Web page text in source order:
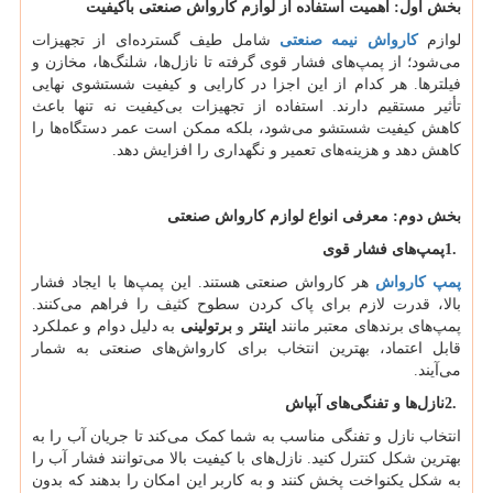
بخش اول: اهمیت استفاده از لوازم کارواش صنعتی باکیفیت
لوازمکارواش نیمه صنعتی
شامل طیف گسترده‌ای از تجهیزات
می‌شود؛ از پمپ‌های فشار قوی گرفته تا نازل‌ها، شلنگ‌ها، مخازن و
فیلترها. هر کدام از این اجزا در کارایی و کیفیت شستشوی نهایی
تأثیر مستقیم دارند. استفاده از تجهیزات بی‌کیفیت نه تنها باعث
کاهش کیفیت شستشو می‌شود، بلکه ممکن است عمر دستگاه‌ها را
کاهش دهد و هزینه‌های تعمیر و نگهداری را افزایش دهد.
بخش دوم: معرفی انواع لوازم کارواش صنعتی
1.پمپ‌های فشار قوی
پمپ کارواش هر کارواش صنعتی هستند. این پمپ‌ها با ایجاد فشار
بالا، قدرت لازم برای پاک کردن سطوح کثیف را فراهم می‌کنند.
پمپ‌های برندهای معتبر مانند اینتر وبرتولینی به دلیل دوام و عملکرد
قابل اعتماد، بهترین انتخاب برای کارواش‌های صنعتی به شمار
می‌آیند.
2.نازل‌ها و تفنگی‌های آبپاش
انتخاب نازل و تفنگی مناسب به شما کمک می‌کند تا جریان آب را به
بهترین شکل کنترل کنید. نازل‌های با کیفیت بالا می‌توانند فشار آب را
به شکل یکنواخت پخش کنند و به کاربر این امکان را بدهند که بدون